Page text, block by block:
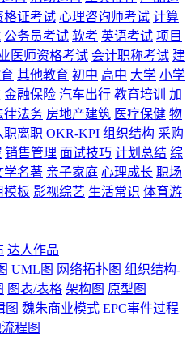
格证考试 心理咨询师考试 计算
公务员考试 软考 英语考试 项目
医师资格考试 会计职称考试 建
其他教育 初中 高中 大学 小学
金融保险 汽车出行 教育培训
加
律法务 房地产建筑 医疗保健 物
职离职 OKR-KPI 组织结构 采购
销售管理 面试技巧 计划总结 综
学名著 亲子家庭 心理成长 职场
模板 影视综艺 生活常识 体育游
达人作品
UML图 网络拓扑图 组织结构-
图表/表格 架构图 原型图
图 魏朱商业模式 EPC事件过程
程图